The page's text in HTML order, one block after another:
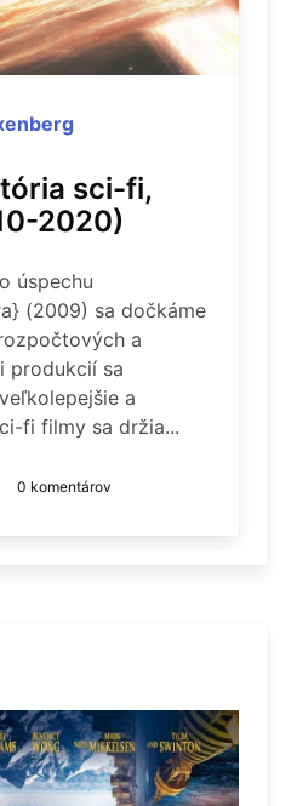
sci-fi,
2020)
úspechu
(2009) sa dočkáme
a
produkcií sa
a
fi filmy sa držia...
0 komentárov